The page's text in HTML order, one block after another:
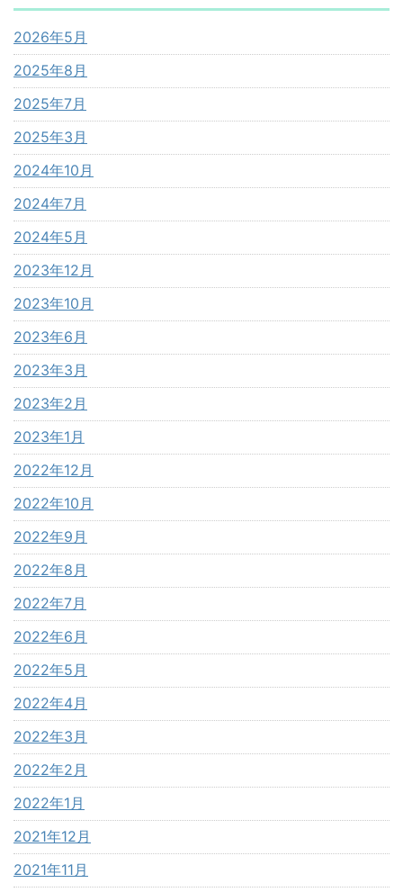
2026年5月
2025年8月
2025年7月
2025年3月
2024年10月
2024年7月
2024年5月
2023年12月
2023年10月
2023年6月
2023年3月
2023年2月
2023年1月
2022年12月
2022年10月
2022年9月
2022年8月
2022年7月
2022年6月
2022年5月
2022年4月
2022年3月
2022年2月
2022年1月
2021年12月
2021年11月